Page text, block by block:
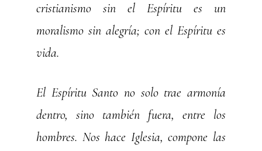
cristianismo sin el Espíritu es un
moralismo sin alegría; con el Espíritu es
vida.
El Espíritu Santo no solo trae armonía
dentro, sino también fuera, entre los
hombres. Nos hace Iglesia, compone las